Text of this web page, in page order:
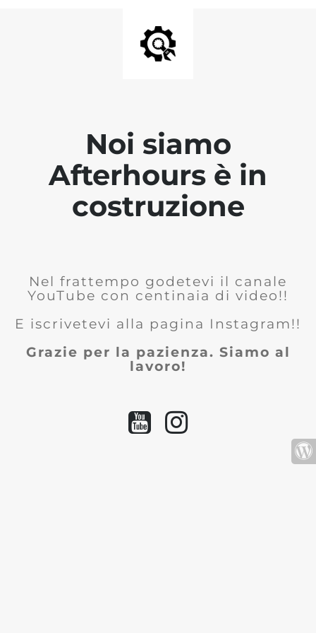
Noi siamo
Afterhours è in
costruzione
Nel frattempo godetevi il canale
YouTube con centinaia di video!!
E iscrivetevi alla pagina Instagram!!
Grazie per la pazienza. Siamo al
lavoro!